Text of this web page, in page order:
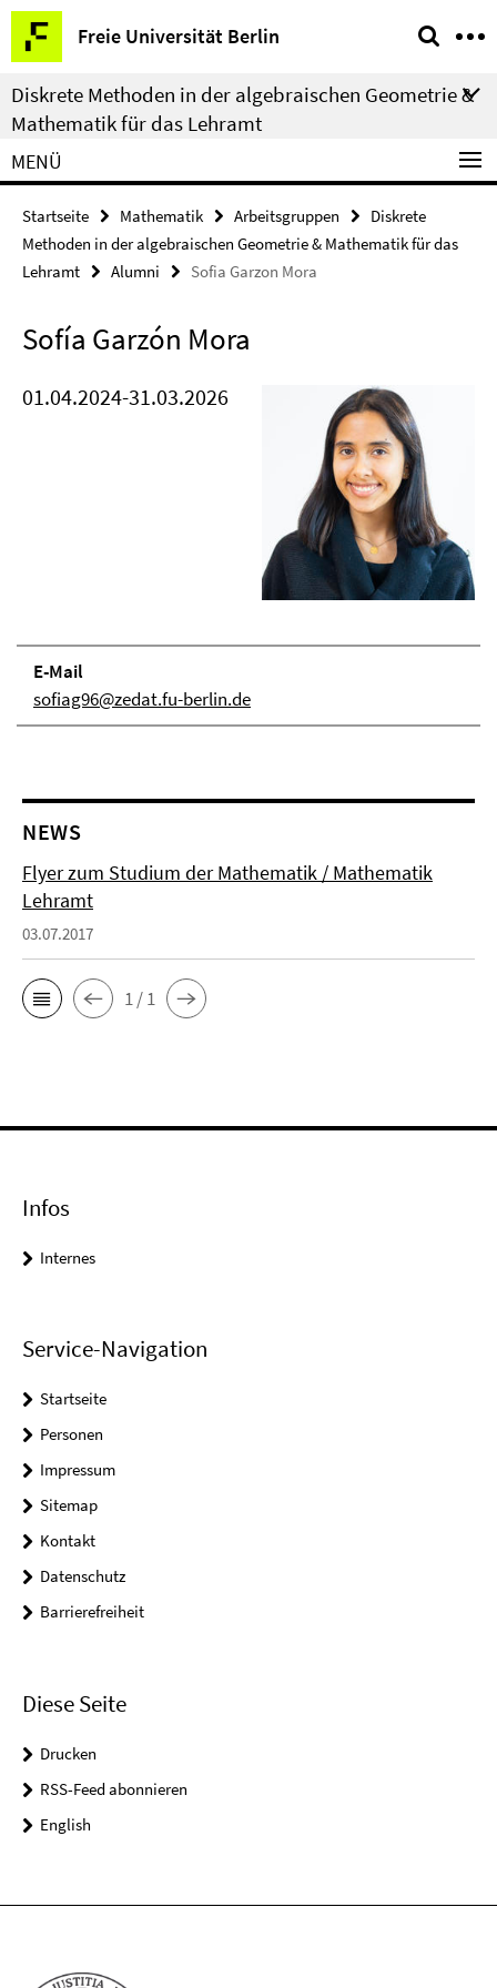
Springe
direkt
zu
Inhalt
Freie Universität Berlin
Service-
Navigation
Diskrete Methoden in der algebraischen Geometrie &
Mathematik für das Lehramt
MENÜ
Startseite Mathematik Arbeitsgruppen
Diskrete
Methoden in der algebraischen Geometrie & Mathematik für das
Lehramt
Alumni Sofia Garzon Mora
Sofía Garzón Mora
01.04.2024-31.03.2026
E-Mail
sofiag96@zedat.fu-berlin.de
NEWS
Flyer zum Studium der Mathematik / Mathematik
Lehramt
03.07.2017
1 / 1
Infos
Internes
Service-Navigation
Startseite
Personen
Impressum
Sitemap
Kontakt
Datenschutz
Barrierefreiheit
Diese Seite
Drucken
RSS-Feed abonnieren
English